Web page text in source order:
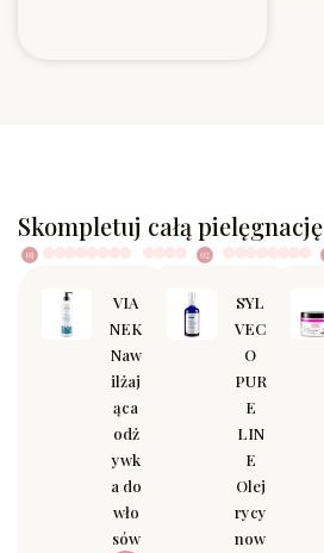
Skompletuj całą pielęgnację
VIA
NEK
Naw
ilżaj
ąca
odż
ywk
a do
wło
sów
SYL
VEC
O
PUR
E
LIN
E
Olej
rycy
now